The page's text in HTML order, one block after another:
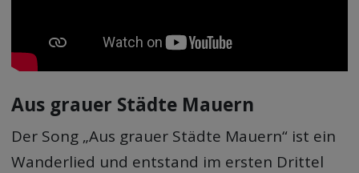
Aus grauer Städte Mauern
Der Song „Aus grauer Städte Mauern“ ist ein
Wanderlied und entstand im ersten Drittel